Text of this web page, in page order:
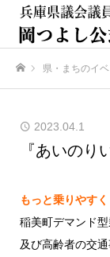
県・まちのイベ
2023.04.1
『あいのり
もっと乗りやす
稲美町デマンド
及び高齢者の交